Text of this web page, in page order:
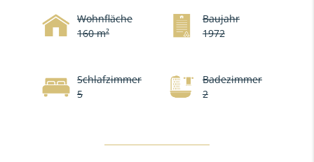
Wohnfläche
160 m²
Baujahr
1972
Schlafzimmer
5
Badezimmer
2